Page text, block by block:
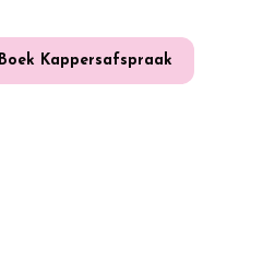
Boek Kappersafspraak